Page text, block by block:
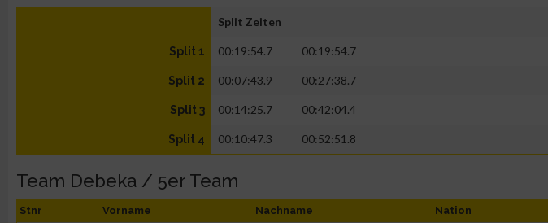
Split Zeiten
Split 1 00:19:54.7 00:19:54.7
Split 2 00:07:43.9 00:27:38.7
Split 3 00:14:25.7 00:42:04.4
Split 4 00:10:47.3 00:52:51.8
Team Debeka / 5er Team
Stnr Vorname Nachname Nation